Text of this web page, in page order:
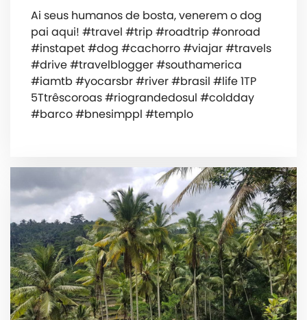
Ai seus humanos de bosta, venerem o dog
pai aqui! #travel #trip #roadtrip #onroad
#instapet #dog #cachorro #viajar #travels
#drive #travelblogger #southamerica
#iamtb #yocarsbr #river #brasil #life 1TP
5Ttrêscoroas #riograndedosul #coldday
#barco #bnesimppl #templo